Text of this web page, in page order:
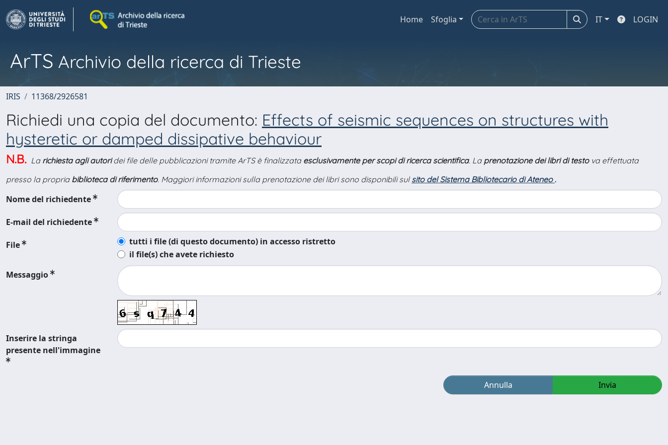
Home Sfoglia IT LOGIN
ArTS Archivio della ricerca di Trieste
IRIS 11368/2926581
Richiedi una copia del documento: Effects of seismic sequences on structures with
hysteretic or damped dissipative behaviour
N.B. La richiesta agli autoridei file delle pubblicazioni tramite ArTS è finalizzata esclusivamente per scopi di ricerca scientifica. La prenotazione dei libri di testova effettuata
presso la propria biblioteca di riferimento. Maggiori informazioni sulla prenotazione dei libri sono disponibili sul sito del Sistema Bibliotecario di Ateneo .
Nome del richiedente
E-mail del richiedente
File
tutti i file (di questo documento) in accesso ristretto
il file(s) che avete richiesto
Messaggio
Inserire la stringa
presente nell'immagine
Annulla Invia